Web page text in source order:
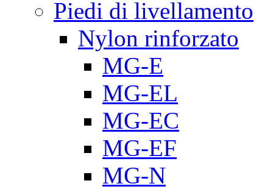
Piedi di livellamento
Nylon rinforzato
MG-E
MG-EL
MG-EC
MG-EF
MG-N